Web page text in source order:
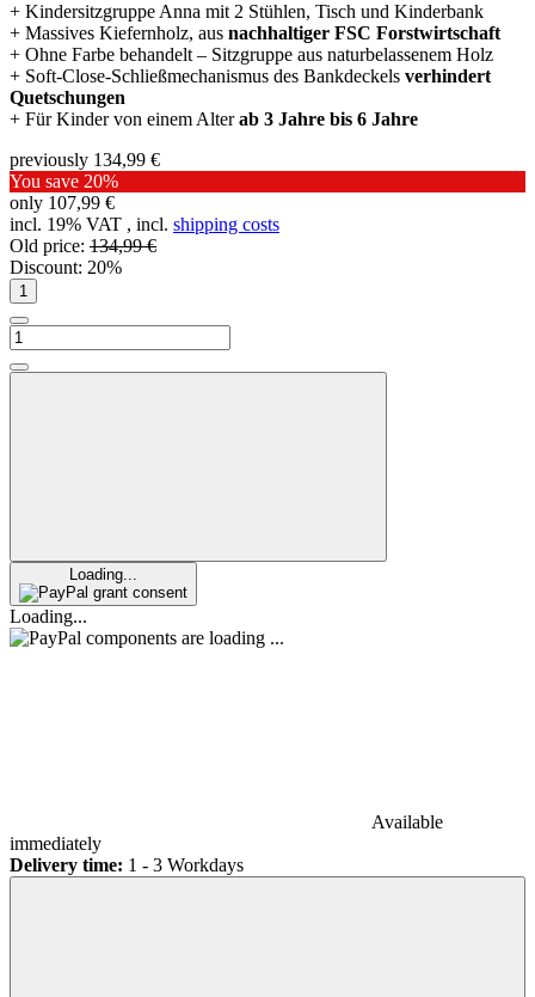
+ Kindersitzgruppe Anna mit 2 Stühlen, Tisch und Kinderbank
+ Massives Kiefernholz, aus nachhaltiger FSC Forstwirtschaft
+ Ohne Farbe behandelt – Sitzgruppe aus naturbelassenem Holz
+ Soft-Close-Schließmechanismus des Bankdeckels verhindert
Quetschungen
+ Für Kinder von einem Alterab 3 Jahre bis 6 Jahre
previously 134,99 €
You save 20%
only 107,99 €
incl. 19% VAT , incl. shipping costs
Old price: 134,99 €
Discount: 20%
Loading...
grant consent
Loading...
components are loading ...
Available
immediately
Delivery time: 1 - 3 Workdays